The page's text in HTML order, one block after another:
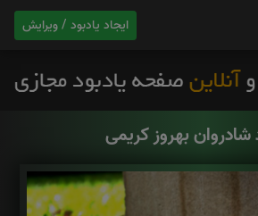
ایجاد یادبود / ویرایش
شادروان بهروز کریمی